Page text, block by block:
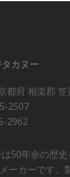
カヌー
都府 相楽郡 笠
2507
2962
50年余の歴
ーカーです。